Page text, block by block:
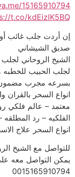
15165910794
t.co/kdEizlK5BQ
إن أردت جلب غائب أو
صديق الشيشاني
الشيخ الروحاني
لجلب الحبيب للخطبه
بسرعه مجرب مضمون
انواع السحر
معتمد – عالم فلكي
الفلكيه – رد
انواع السحر علاج
للتواصل مع الشيخ
يمكن التواصل معه
0015165910794